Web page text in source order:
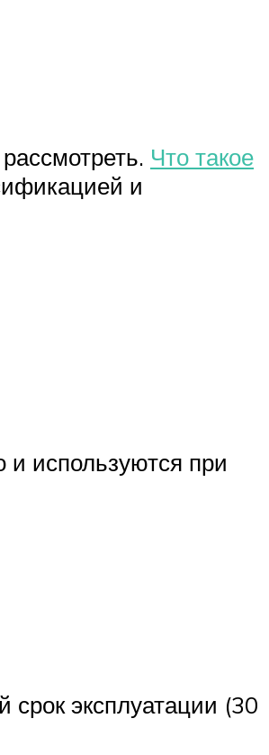
Что такое
и
используются при
эксплуатации (30